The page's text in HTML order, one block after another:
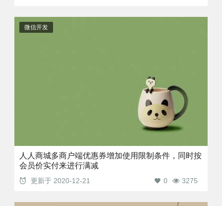
微信开发
人人商城多商户端优惠券增加使用限制条件，同时按
会员价实付来进行满减
更新于 2020-12-21 3275
0